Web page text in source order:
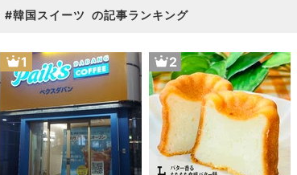
#韓国スイーツ の記事ランキング
1 2